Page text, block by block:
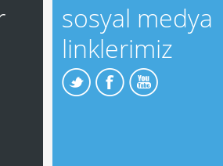
sosyal medya
linklerimiz